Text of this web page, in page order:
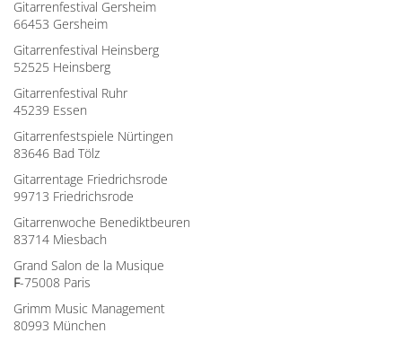
Gitarrenfestival Gersheim
66453 Gersheim
Gitarrenfestival Heinsberg
52525 Heinsberg
Gitarrenfestival Ruhr
45239 Essen
Gitarrenfestspiele Nürtingen
83646 Bad Tölz
Gitarrentage Friedrichsrode
99713 Friedrichsrode
Gitarrenwoche Benediktbeuren
83714 Miesbach
Grand Salon de la Musique
F-75008 Paris
Grimm Music Management
80993 München